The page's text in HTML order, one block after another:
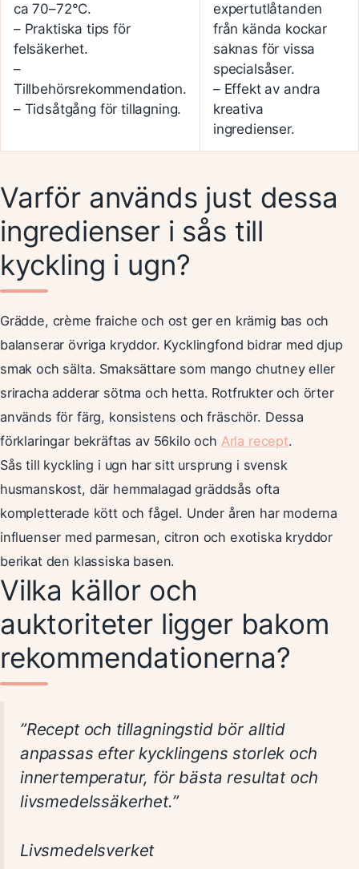
ca 70–72°C.
– Praktiska tips för
felsäkerhet.
–
Tillbehörsrekommendation.
– Tidsåtgång för tillagning.
expertutlåtanden
från kända kockar
saknas för vissa
specialsåser.
– Effekt av andra
kreativa
ingredienser.
Varför används just dessa
ingredienser i sås till
kyckling i ugn?
Grädde, crème fraiche och ost ger en krämig bas och
balanserar övriga kryddor. Kycklingfond bidrar med djup
smak och sälta. Smaksättare som mango chutney eller
sriracha adderar sötma och hetta. Rotfrukter och örter
används för färg, konsistens och fräschör. Dessa
förklaringar bekräftas av 56kilo och Arla recept.
Sås till kyckling i ugn har sitt ursprung i svensk
husmanskost, där hemmalagad gräddsås ofta
kompletterade kött och fågel. Under åren har moderna
influenser med parmesan, citron och exotiska kryddor
berikat den klassiska basen.
Vilka källor och
auktoriteter ligger bakom
rekommendationerna?
”Recept och tillagningstid bör alltid
anpassas efter kycklingens storlek och
innertemperatur, för bästa resultat och
livsmedelssäkerhet.”
Livsmedelsverket